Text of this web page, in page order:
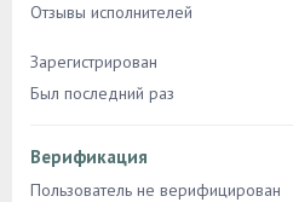
Отзывы исполнителей
Зарегистрирован
Был последний раз
Верификация
Пользователь не верифицирован